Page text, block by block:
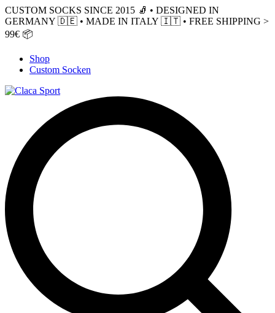
CUSTOM SOCKS SINCE 2015 🧦 • DESIGNED IN
GERMANY 🇩🇪 • MADE IN ITALY 🇮🇹 • FREE SHIPPING >
99€ 📦
Shop
Custom Socken